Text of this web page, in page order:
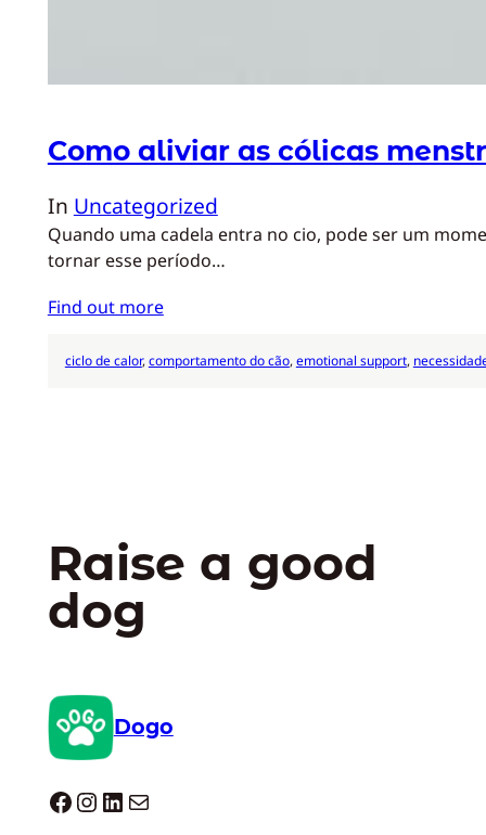
Como aliviar as cólicas
In Uncategorized
Quando uma cadela entra no cio, pode ser um
tornar esse período…
Find out more
ciclo de calor, comportamento do cão, emotional support,
Raise a good
dog
Dogo
Dogo facebook InstagramLinkedIn E-mail